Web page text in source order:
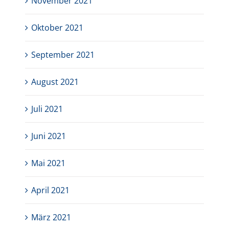
Oktober 2021
September 2021
August 2021
Juli 2021
Juni 2021
Mai 2021
April 2021
März 2021